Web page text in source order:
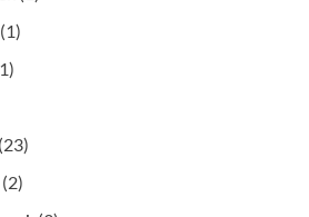
(1)
(23)
(2)